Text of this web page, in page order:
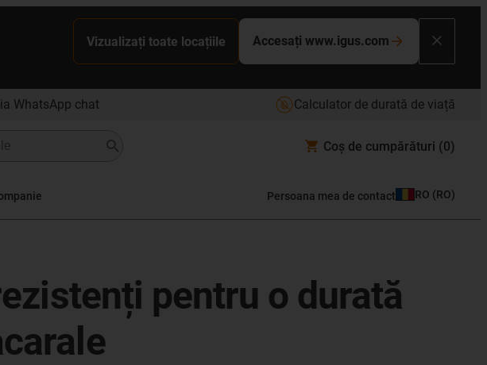
Vizualizați toate locațiile Accesați www.igus.com
WhatsApp chat Calculator de durată de viață
Coș de cumpărături (0)
Persoana mea de contact RO (RO)
pentru o durată